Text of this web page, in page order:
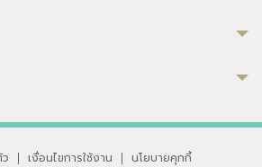
| เงื่อนไขการใช้งาน | นโยบายคุกกี้